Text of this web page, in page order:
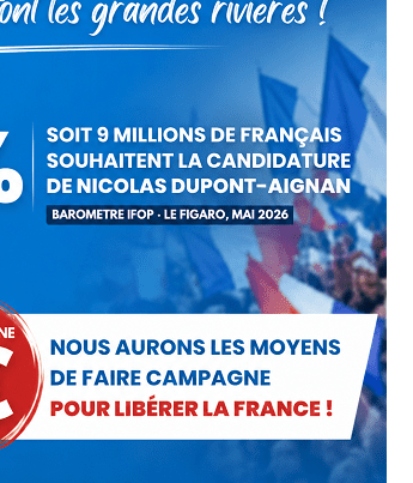
poursuivi pendant 5 ans. Elle
ne roulant pas au diesel pour
cinq ans d’une voiture neuve
de dix ans roulant au diesel.
2017